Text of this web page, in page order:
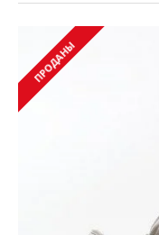
ПРОДАНЫ